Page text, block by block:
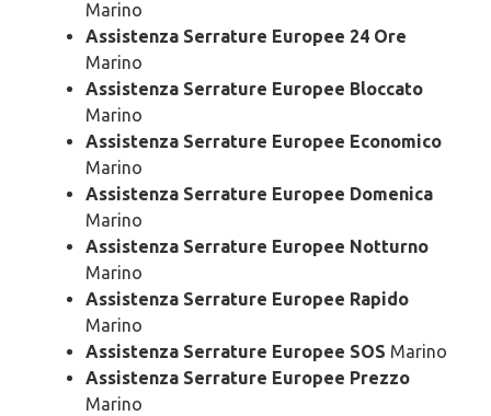
Marino
Assistenza Serrature Europee 24 Ore
Marino
Assistenza Serrature Europee Bloccato
Marino
Assistenza Serrature Europee Economico
Marino
Assistenza Serrature Europee Domenica
Marino
Assistenza Serrature Europee Notturno
Marino
Assistenza Serrature Europee Rapido
Marino
Assistenza Serrature Europee SOS Marino
Assistenza Serrature Europee Prezzo
Marino